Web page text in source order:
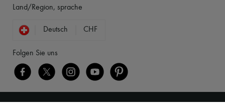
Land/Region, sprache
Deutsch CHF
Folgen Sie uns